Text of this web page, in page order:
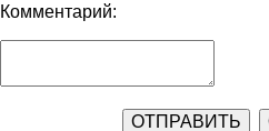
Комментарий: